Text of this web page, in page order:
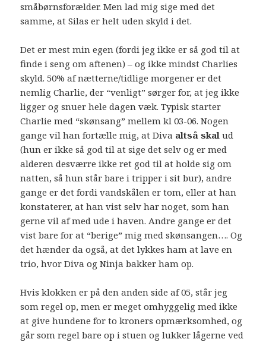
småbørnsforælder. Men lad mig sige med det
samme, at Silas er helt uden skyld i det.
Det er mest min egen (fordi jeg ikke er så god til at
finde i seng om aftenen) – og ikke mindst Charlies
skyld. 50% af nætterne/tidlige morgener er det
nemlig Charlie, der “venligt” sørger for, at jeg ikke
ligger og snuer hele dagen væk. Typisk starter
Charlie med “skønsang” mellem kl 03-06. Nogen
gange vil han fortælle mig, at Diva altså skal ud
(hun er ikke så god til at sige det selv og er med
alderen desværre ikke ret god til at holde sig om
natten, så hun står bare i tripper i sit bur), andre
gange er det fordi vandskålen er tom, eller at han
konstaterer, at han vist selv har noget, som han
gerne vil af med ude i haven. Andre gange er det
vist bare for at “berige” mig med skønsangen…. Og
det hænder da også, at det lykkes ham at lave en
trio, hvor Diva og Ninja bakker ham op.
Hvis klokken er på den anden side af 05, står jeg
som regel op, men er meget omhyggelig med ikke
at give hundene for to kroners opmærksomhed, og
går som regel bare op i stuen og lukker lågerne ved